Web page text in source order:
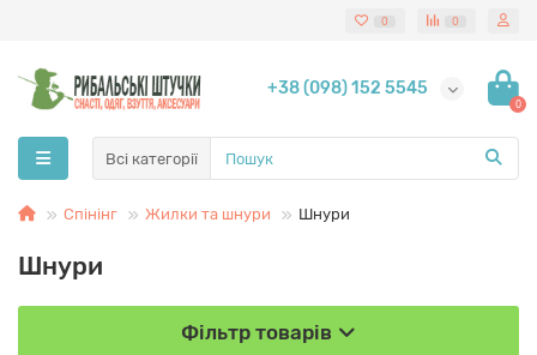
0 0
+38 (098) 152 5545
0
Всі категорії
Спінінг Жилки та шнури Шнури
Шнури
Фільтр товарів